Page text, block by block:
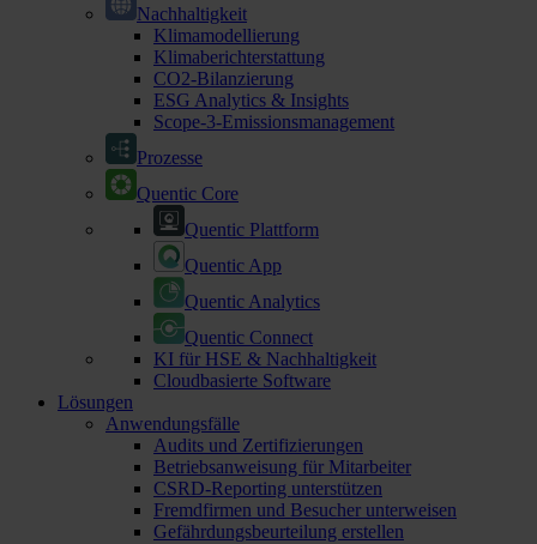
Nachhaltigkeit
Klimamodellierung
Klimaberichterstattung
CO2-Bilanzierung
ESG Analytics & Insights
Scope-3-Emissionsmanagement
Prozesse
Quentic Core
Quentic Plattform
Quentic App
Quentic Analytics
Quentic Connect
KI für HSE & Nachhaltigkeit
Cloudbasierte Software
Lösungen
Anwendungsfälle
Audits und Zertifizierungen
Betriebsanweisung für Mitarbeiter
CSRD-Reporting unterstützen
Fremdfirmen und Besucher unterweisen
Gefährdungsbeurteilung erstellen